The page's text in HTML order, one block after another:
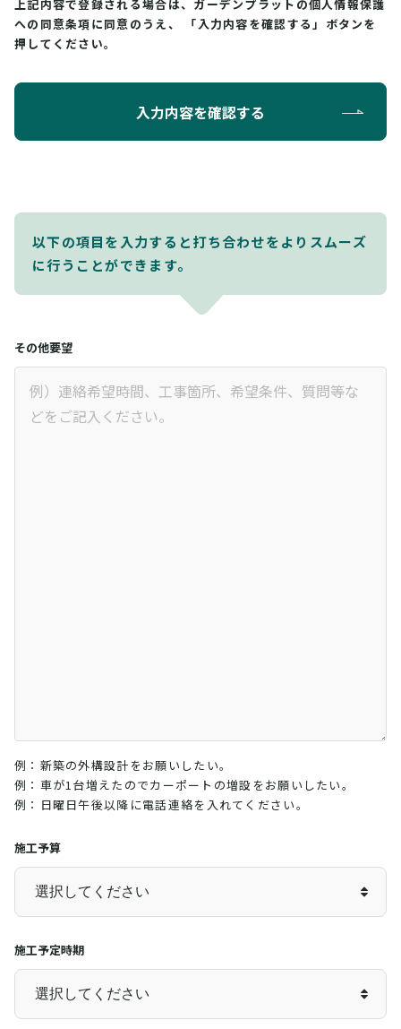
上記内容で登録される場合は、ガーデンプラットの個人情報保護
への同意条項に同意のうえ、
「入力内容を確認する」ボタンを
押してください。
入力内容を確認する
以下の項目を入力すると打ち合わせをよりスムーズ
に行うことができます。
その他要望
例：新築の外構設計をお願いしたい。
例：車が1台増えたのでカーポートの増設をお願いしたい。
例：日曜日午後以降に電話連絡を入れてください。
施工予算
施工予定時期